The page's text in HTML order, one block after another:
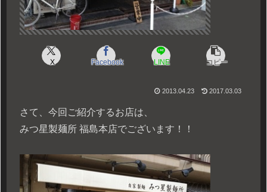
X Facebook LINE コピー
2013.04.23 2017.03.03
さて、今回ご紹介するお店は、
みつ星製麺所 福島本店でございます！！